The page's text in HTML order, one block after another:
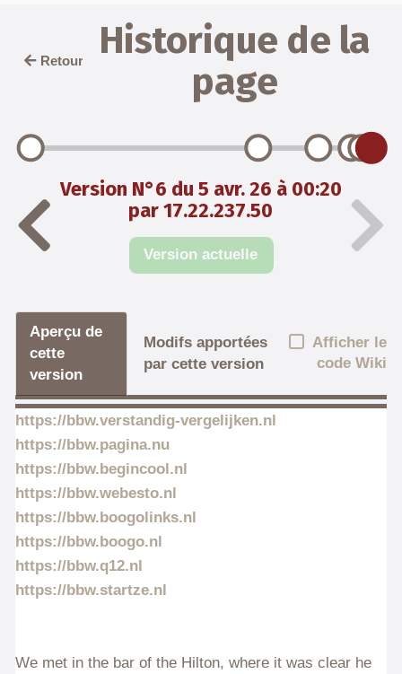
Retour
Historique de la
page
Version N°6 du 5 avr. 26 à 00:20
par 17.22.237.50
Version actuelle
Aperçu de
cette
version
Modifs apportées
par cette version
Afficher le
code Wiki